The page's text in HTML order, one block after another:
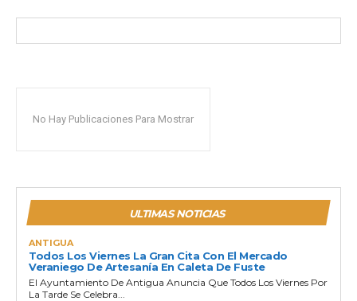
No Hay Publicaciones Para Mostrar
ULTIMAS NOTICIAS
ANTIGUA
Todos Los Viernes La Gran Cita Con El Mercado
Veraniego De Artesanía En Caleta De Fuste
El Ayuntamiento De Antigua Anuncia Que Todos Los Viernes Por
La Tarde Se Celebra...